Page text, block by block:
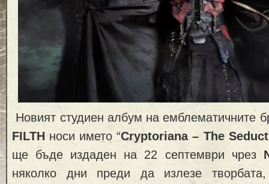
Новият студиен албум на емблематичните
FILTH носи името “Cryptoriana – The
ще бъде издаден на 22 септември чрез
няколко дни преди да излезе